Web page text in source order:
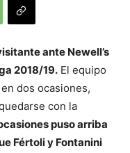
ante Newell’s
2018/19. El equipo
dos ocasiones,
con la
puso arriba
Fértoli y Fontanini